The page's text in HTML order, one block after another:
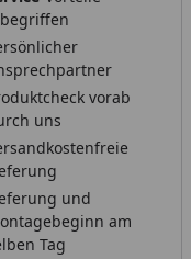
vorab
uns
und
am
Tag